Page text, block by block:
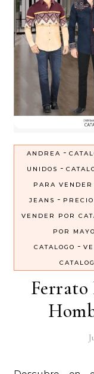
ANDREA -
UNIDOS -
PARA VENDER
JEANS -
VENDER POR
POR
CATALOGO -
Ferrato